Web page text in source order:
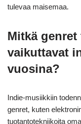
tulevaa maisemaa.
Mitkä
vaikuttavat
vuosina?
Indie-musiikkiin
genret, kuten
tuotantotekniikoita